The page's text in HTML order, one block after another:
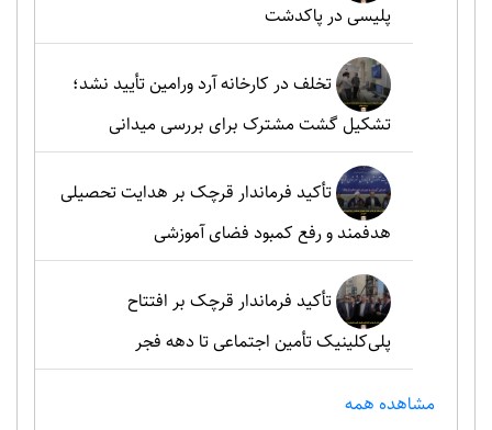
پلیسی در پاکدشت
تخلف در کارخانه آرد ورامین تأیید نشد؛
تشکیل گشت مشترک برای بررسی میدانی
تأکید فرماندار قرچک بر هدایت تحصیلی
هدفمند و رفع کمبود فضای آموزشی
تأکید فرماندار قرچک بر افتتاح
پلی‌کلینیک تأمین اجتماعی تا دهه فجر
مشاهده همه